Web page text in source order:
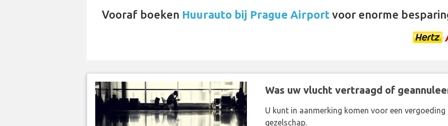
Vooraf boeken Huurauto bij Prague Airport voor enorme
Was uw vlucht vertraagd of
U kunt in aanmerking komen voor een
gezelschap.